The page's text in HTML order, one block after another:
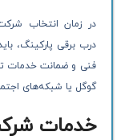
در زمان انتخاب
درب برقی پارکینگ،
فنی و ضمانت خدمات
گوگل یا شبکه‌های
خدمات